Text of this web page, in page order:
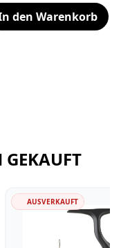
den Warenkorb
AUSVERKAUFT